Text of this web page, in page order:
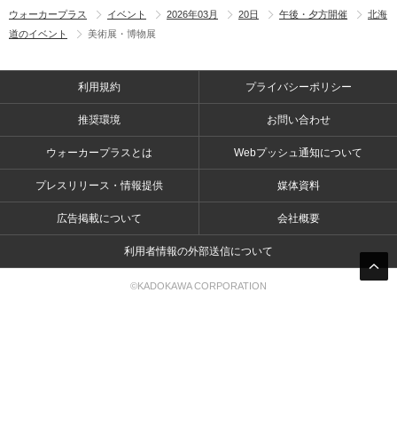
ウォーカープラス イベント 2026年03月 20日 午後・夕方開催
北海
道のイベント
美術展・博物展
利用規約 プライバシーポリシー
推奨環境 お問い合わせ
ウォーカープラスとは Webプッシュ通知について
プレスリリース・情報提供 媒体資料
広告掲載について 会社概要
利用者情報の外部送信について
©KADOKAWA CORPORATION